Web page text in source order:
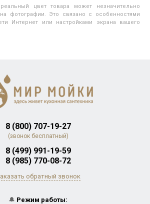
цвет товара может незначительно
фотографии. Это связано с особенностями
Интернет или настройками экрана вашего
8 (800) 707-19-27
(звонок бесплатный)
8 (499) 991-19-59
8 (985) 770-08-72
обратный звонок
🔔 Режим работы: